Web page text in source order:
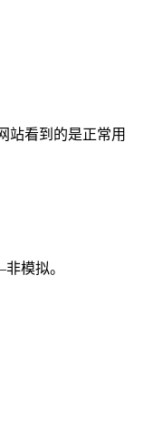
站看到的是正常用
模拟。